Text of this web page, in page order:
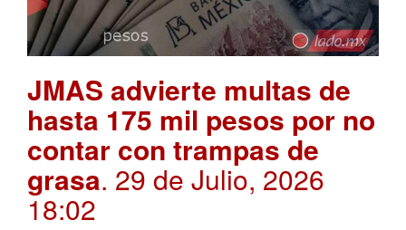
JMAS advierte multas de
hasta 175 mil pesos por no
contar con trampas de
grasa. 29 de Julio, 2026
18:02